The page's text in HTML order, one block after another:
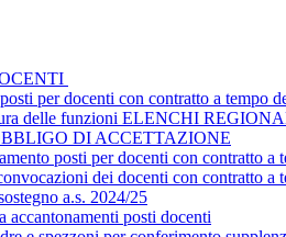
per docenti con contratto a tempo
delle funzioni ELENCHI
DI ACCETTAZIONE
posti per docenti con contratto
dei docenti con contratto a
a.s. 2024/25
accantonamenti posti docenti